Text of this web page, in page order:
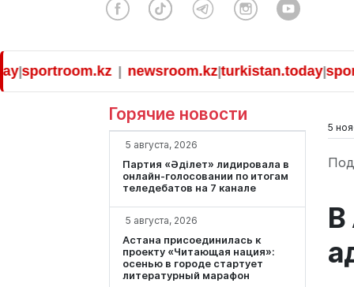
|newsroom.kz|turkistan.today|
Горячие новости
5 августа, 2026
Партия «Әділет» лидировала в
онлайн-голосовании по итогам
теледебатов на 7 канале
5 августа, 2026
Астана присоединилась к
проекту «Читающая нация»:
осенью в городе стартует
литературный марафон
5
В